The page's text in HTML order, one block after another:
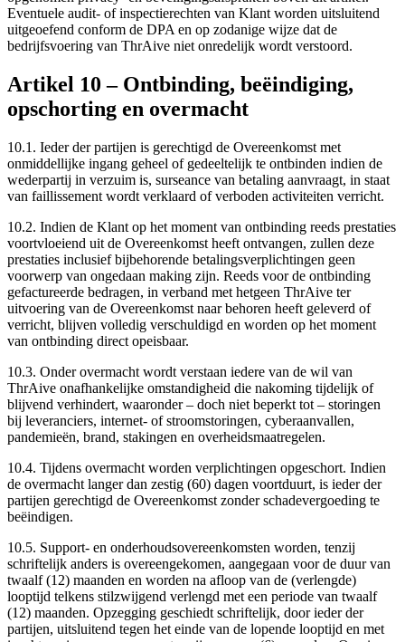
Eventuele audit- of inspectierechten van Klant worden uitsluitend
uitgeoefend conform de DPA en op zodanige wijze dat de
bedrijfsvoering van ThrAive niet onredelijk wordt verstoord.
Artikel 10 – Ontbinding, beëindiging,
opschorting en overmacht
10.1. Ieder der partijen is gerechtigd de Overeenkomst met
onmiddellijke ingang geheel of gedeeltelijk te ontbinden indien de
wederpartij in verzuim is, surseance van betaling aanvraagt, in staat
van faillissement wordt verklaard of verboden activiteiten verricht.
10.2. Indien de Klant op het moment van ontbinding reeds prestaties
voortvloeiend uit de Overeenkomst heeft ontvangen, zullen deze
prestaties inclusief bijbehorende betalingsverplichtingen geen
voorwerp van ongedaan making zijn. Reeds voor de ontbinding
gefactureerde bedragen, in verband met hetgeen ThrAive ter
uitvoering van de Overeenkomst naar behoren heeft geleverd of
verricht, blijven volledig verschuldigd en worden op het moment
van ontbinding direct opeisbaar.
10.3. Onder overmacht wordt verstaan iedere van de wil van
ThrAive onafhankelijke omstandigheid die nakoming tijdelijk of
blijvend verhindert, waaronder – doch niet beperkt tot – storingen
bij leveranciers, internet- of stroomstoringen, cyberaanvallen,
pandemieën, brand, stakingen en overheidsmaatregelen.
10.4. Tijdens overmacht worden verplichtingen opgeschort. Indien
de overmacht langer dan zestig (60) dagen voortduurt, is ieder der
partijen gerechtigd de Overeenkomst zonder schadevergoeding te
beëindigen.
10.5. Support- en onderhoudsovereenkomsten worden, tenzij
schriftelijk anders is overeengekomen, aangegaan voor de duur van
twaalf (12) maanden en worden na afloop van de (verlengde)
looptijd telkens stilzwijgend verlengd met een periode van twaalf
(12) maanden. Opzegging geschiedt schriftelijk, door ieder der
partijen, uitsluitend tegen het einde van de lopende looptijd en met